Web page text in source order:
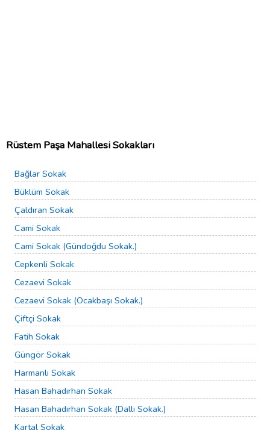
Rüstem Paşa Mahallesi Sokakları
Bağlar Sokak
Büklüm Sokak
Çaldıran Sokak
Cami Sokak
Cami Sokak (Gündoğdu Sokak.)
Cepkenli Sokak
Cezaevi Sokak
Cezaevi Sokak (Ocakbaşı Sokak.)
Çiftçi Sokak
Fatih Sokak
Güngör Sokak
Harmanlı Sokak
Hasan Bahadırhan Sokak
Hasan Bahadırhan Sokak (Dallı Sokak.)
Kartal Sokak